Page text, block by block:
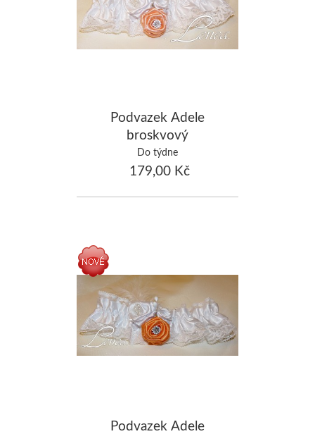
Podvazek Adele
broskvový
Do týdne
179,00 Kč
Podvazek Adele